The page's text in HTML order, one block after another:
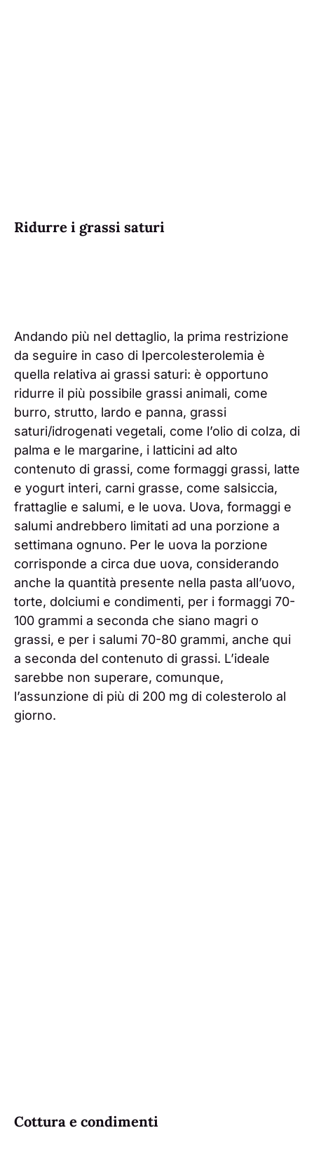
Ridurre i grassi saturi
Andando più nel dettaglio, la prima restrizione
da seguire in caso di Ipercolesterolemia è
quella relativa ai grassi saturi: è opportuno
ridurre il più possibile grassi animali, come
burro, strutto, lardo e panna, grassi
saturi/idrogenati vegetali, come l’olio di colza, di
palma e le margarine, i latticini ad alto
contenuto di grassi, come formaggi grassi, latte
e yogurt interi, carni grasse, come salsiccia,
frattaglie e salumi, e le uova. Uova, formaggi e
salumi andrebbero limitati ad una porzione a
settimana ognuno. Per le uova la porzione
corrisponde a circa due uova, considerando
anche la quantità presente nella pasta all’uovo,
torte, dolciumi e condimenti, per i formaggi 70-
100 grammi a seconda che siano magri o
grassi, e per i salumi 70-80 grammi, anche qui
a seconda del contenuto di grassi. L’ideale
sarebbe non superare, comunque,
l’assunzione di più di 200 mg di colesterolo al
giorno.
Cottura e condimenti